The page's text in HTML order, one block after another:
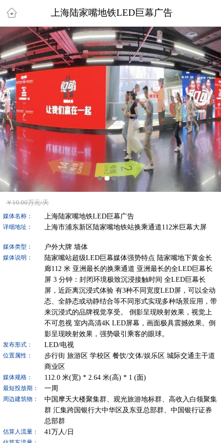
上海陆家嘴地铁LED巨幕广告
￥10.00万元/天
媒体名称： 上海陆家嘴地铁LED巨幕广告
详细地址： 上海市浦东新区陆家嘴地铁站换乘通道112米巨幕大屏
媒体类型： 户外大牌 墙体
媒体说明：
陆家嘴站超级LED巨幕媒体强势特点 陆家嘴地下黄金长
廊112 米 亚洲最长的换乘通道 亚洲最长的全LED巨幕长
屏 3 分钟：封闭环境极致沉浸接触时间 全LED巨幕长
屏，近距离沉浸式体验 有3种不同宽度LED屏，可以全动
态、全静态或动静结合等不同形式实现多种场景应用，带
来沉浸式的品牌视觉享受。 倒影呈现映射效果，视觉上
不可忽视 室内高清4K LED屏幕，画面极具震撼效果。倒
影呈现映射效果，强势吸引乘客的眼球。
发布形式： LED/电视
位置属性： 步行街 旅游区 学校区 餐饮/文体/娱乐区 城际交通主干道
商业区
媒体规格： 112.0米(宽) * 2.64米(高) * 1 (面)
最短投放期： 一周
周边建筑物：
中国摩天大楼聚集群、观光旅游地标群、高收入白领聚集
群 汇集跨国银行大中华区及东亚总部群、中国银行证券
总部群
估算人流量： 41万人/日